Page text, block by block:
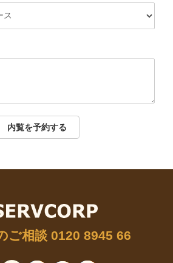
内覧を予約する
ご相談 0120 8945 66